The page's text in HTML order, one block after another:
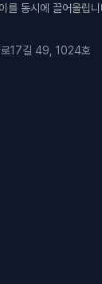
를 동시에 끌어올립니
로17길 49, 1024호